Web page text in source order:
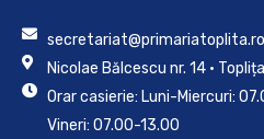
secretariat@primariatoplita.ro
Nicolae Bălcescu nr. 14 •
Orar casierie: Luni-Miercuri:
Vineri: 07.00-13.00